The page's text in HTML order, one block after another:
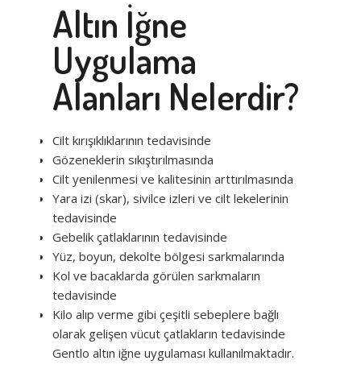
Altın İğne
Uygulama
Alanları Nelerdir?
Cilt kırışıklıklarının tedavisinde
Gözeneklerin sıkıştırılmasında
Cilt yenilenmesi ve kalitesinin arttırılmasında
Yara izi (skar), sivilce izleri ve cilt lekelerinin
tedavisinde
Gebelik çatlaklarının tedavisinde
Yüz, boyun, dekolte bölgesi sarkmalarında
Kol ve bacaklarda görülen sarkmaların
tedavisinde
Kilo alıp verme gibi çeşitli sebeplere bağlı
olarak gelişen vücut çatlakların tedavisinde
Gentlo altın iğne uygulaması kullanılmaktadır.